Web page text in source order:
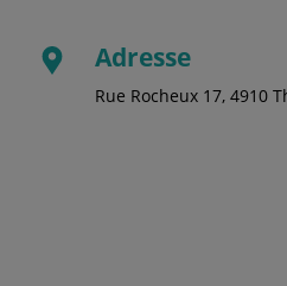
Adresse
Rue Rocheux 17, 4910